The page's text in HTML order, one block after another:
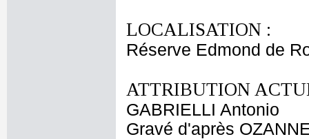
LOCALISATION :
Réserve Edmond de
ATTRIBUTION
GABRIELLI Antonio
Gravé d'après